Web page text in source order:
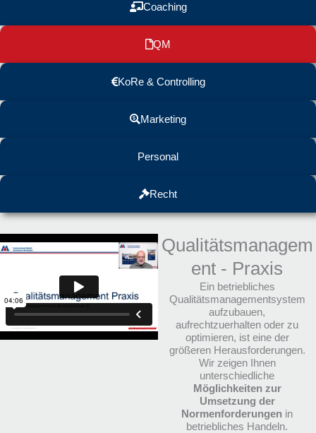
Coaching
QM
KoRe & Controlling
Marketing
Personal
Recht
Qualitätsmanagem
ent - Praxis
Ein betriebliches
Qualitätsmanagementsystem
aufzubauen,
aufrechtzuerhalten oder zu
optimieren, ist eine der
größeren Herausforderungen.
Wir zeigen Ihnen
unterschiedliche
Möglichkeiten zur
Umsetzung der
Normenforderungen in
betriebliches Handeln.